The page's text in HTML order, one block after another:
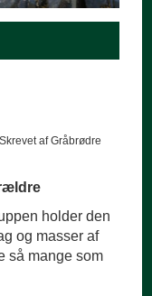
Skrevet af Gråbrødre
holder den
og masser af
så mange som